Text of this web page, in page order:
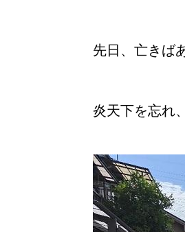
先日、亡きば
炎天下を忘れ